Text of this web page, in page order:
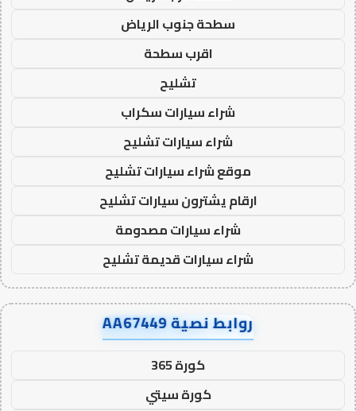
سطحة جنوب الرياض
اقرب سطحة
تشليح
شراء سيارات سكراب
شراء سيارات تشليح
موقع شراء سيارات تشليح
ارقام يشترون سيارات تشليح
شراء سيارات مصدومة
شراء سيارات قديمة تشليح
روابط نصية AA67449
كورة 365
كورة سيتي